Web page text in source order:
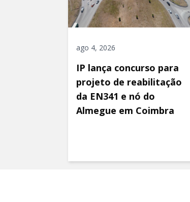
ago 4, 2026
IP lança concurso para
projeto de reabilitação
da EN341 e nó do
Almegue em Coimbra